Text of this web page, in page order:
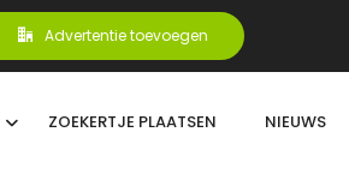
Advertentie toevoegen
ZOEKERTJE PLAATSEN NIEUWS